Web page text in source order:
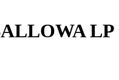
LP